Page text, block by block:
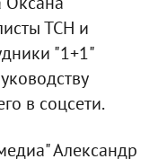
ТСН и
"1+1"
в соцсети.
Александр